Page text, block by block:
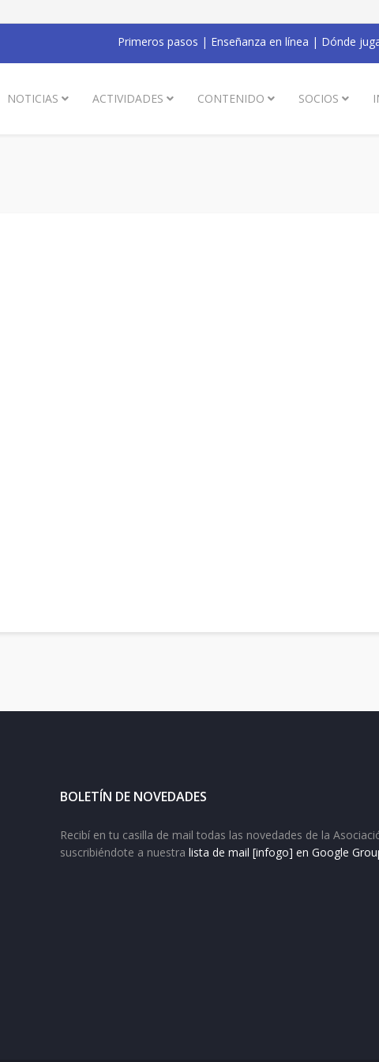
Primeros pasos | Enseñanza en línea | Dónde
NOTICIAS ACTIVIDADES CONTENIDO SOCIOS
BOLETÍN DE NOVEDADES
Recibí en tu casilla de mail todas las novedades de la
suscribiéndote a nuestra lista de mail [infogo] en Google